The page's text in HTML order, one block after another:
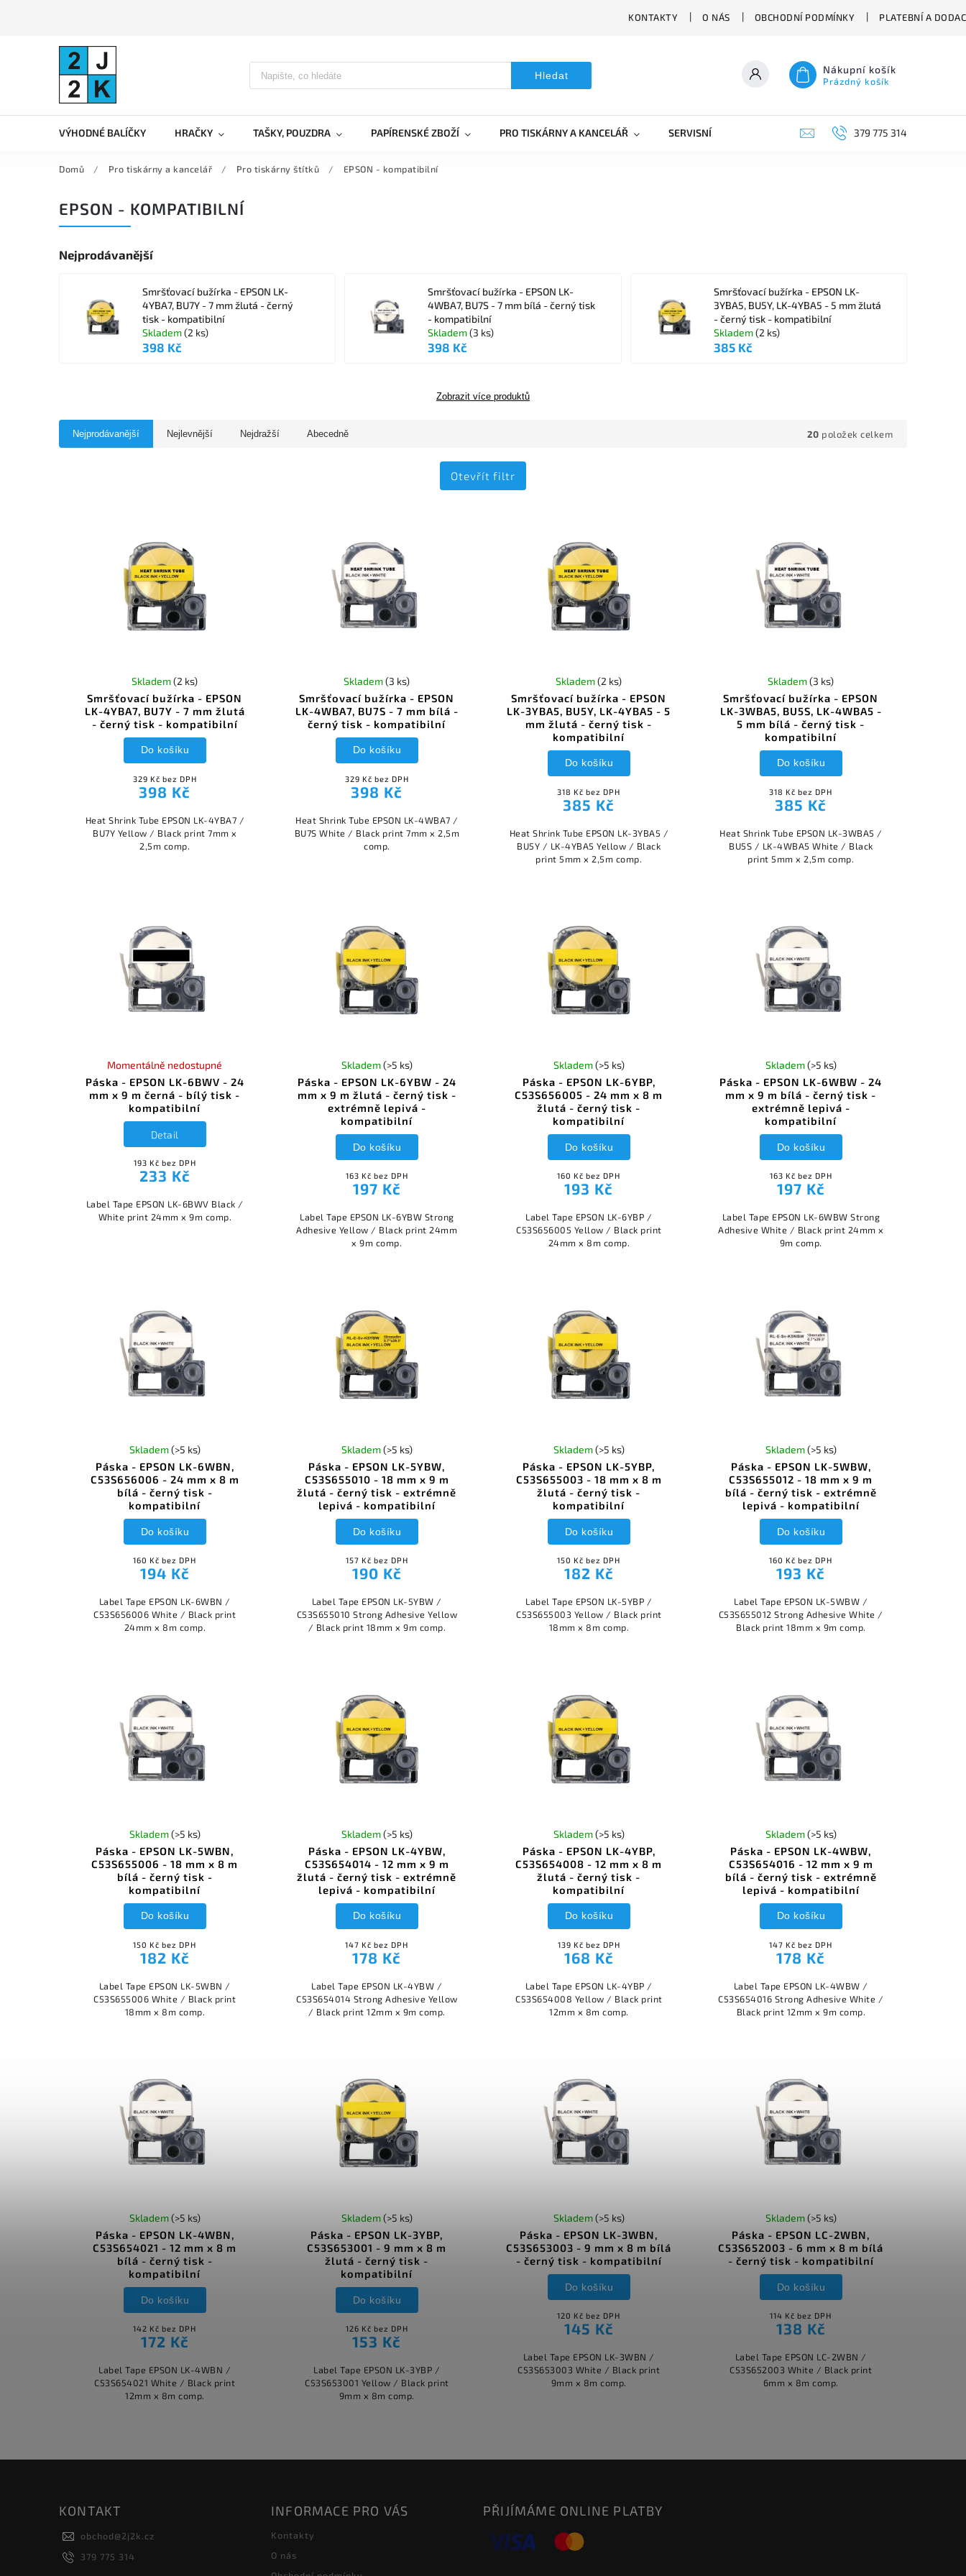
KONTAKTY O NÁS OBCHODNÍ PODMÍNKY PLATEBNÍ A
Hledat Nákupní košík
Prázdný košík
VÝHODNÉ BALÍČKY HRAČKY TAŠKY, POUZDRA PAPÍRENSKÉ ZBOŽÍ PRO TISKÁRNY A KANCELÁŘ SERVISNÍ VYSAVAČE 379 775 314
Domů / Pro tiskárny a kancelář / Pro tiskárny štítků / EPSON - kompatibilní
EPSON - KOMPATIBILNÍ
Nejprodávanější
Smršťovací bužírka - EPSON LK-
4YBA7, BU7Y - 7 mm žlutá - černý
tisk - kompatibilní
Skladem(2 ks)
398 Kč
Smršťovací bužírka - EPSON LK-
4WBA7, BU7S - 7 mm bílá - černý tisk
- kompatibilní
Skladem(3 ks)
398 Kč
Smršťovací bužírka - EPSON LK-
3YBA5, BU5Y, LK-4YBA5 - 5 mm žlutá
- černý tisk - kompatibilní
Skladem(2 ks)
385 Kč
Zobrazit více produktů
Nejprodávanější Nejlevnější Nejdražší Abecedně 20 položek celkem
Otevřít filtr
Smršťovací bužírka - EPSON
LK-4YBA7, BU7Y - 7 mm žlutá
- černý tisk - kompatibilní
Skladem(2 ks)
329 Kč bez DPH
398 Kč
Do košíku
Heat Shrink Tube EPSON LK-4YBA7 /
BU7Y Yellow / Black print 7mm x
2,5m comp.
Smršťovací bužírka - EPSON
LK-4WBA7, BU7S - 7 mm bílá -
černý tisk - kompatibilní
Skladem(3 ks)
329 Kč bez DPH
398 Kč
Do košíku
Heat Shrink Tube EPSON LK-4WBA7 /
BU7S White / Black print 7mm x 2,5m
comp.
Smršťovací bužírka - EPSON
LK-3YBA5, BU5Y, LK-4YBA5 - 5
mm žlutá - černý tisk -
kompatibilní
Skladem(2 ks)
318 Kč bez DPH
385 Kč
Do košíku
Heat Shrink Tube EPSON LK-3YBA5 /
BU5Y / LK-4YBA5 Yellow / Black
print 5mm x 2,5m comp.
Smršťovací bužírka - EPSON
LK-3WBA5, BU5S, LK-4WBA5 -
5 mm bílá - černý tisk -
kompatibilní
Skladem(3 ks)
318 Kč bez DPH
385 Kč
Do košíku
Heat Shrink Tube EPSON LK-3WBA5 /
BU5S / LK-4WBA5 White / Black
print 5mm x 2,5m comp.
Páska - EPSON LK-6BWV - 24
mm x 9 m černá - bílý tisk -
kompatibilní
Momentálně nedostupné
193 Kč bez DPH
233 Kč
Detail
Label Tape EPSON LK-6BWV Black /
White print 24mm x 9m comp.
Páska - EPSON LK-6YBW - 24
mm x 9 m žlutá - černý tisk -
extrémně lepivá -
kompatibilní
Skladem(>5 ks)
163 Kč bez DPH
197 Kč
Do košíku
Label Tape EPSON LK-6YBW Strong
Adhesive Yellow / Black print 24mm
x 9m comp.
Páska - EPSON LK-6YBP,
C53S656005 - 24 mm x 8 m
žlutá - černý tisk -
kompatibilní
Skladem(>5 ks)
160 Kč bez DPH
193 Kč
Do košíku
Label Tape EPSON LK-6YBP /
C53S656005 Yellow / Black print
24mm x 8m comp.
Páska - EPSON LK-6WBW - 24
mm x 9 m bílá - černý tisk -
extrémně lepivá -
kompatibilní
Skladem(>5 ks)
163 Kč bez DPH
197 Kč
Do košíku
Label Tape EPSON LK-6WBW Strong
Adhesive White / Black print 24mm x
9m comp.
Páska - EPSON LK-6WBN,
C53S656006 - 24 mm x 8 m
bílá - černý tisk -
kompatibilní
Skladem(>5 ks)
160 Kč bez DPH
194 Kč
Do košíku
Label Tape EPSON LK-6WBN /
C53S656006 White / Black print
24mm x 8m comp.
Páska - EPSON LK-5YBW,
C53S655010 - 18 mm x 9 m
žlutá - černý tisk - extrémně
lepivá - kompatibilní
Skladem(>5 ks)
157 Kč bez DPH
190 Kč
Do košíku
Label Tape EPSON LK-5YBW /
C53S655010 Strong Adhesive Yellow
/ Black print 18mm x 9m comp.
Páska - EPSON LK-5YBP,
C53S655003 - 18 mm x 8 m
žlutá - černý tisk -
kompatibilní
Skladem(>5 ks)
150 Kč bez DPH
182 Kč
Do košíku
Label Tape EPSON LK-5YBP /
C53S655003 Yellow / Black print
18mm x 8m comp.
Páska - EPSON LK-5WBW,
C53S655012 - 18 mm x 9 m
bílá - černý tisk - extrémně
lepivá - kompatibilní
Skladem(>5 ks)
160 Kč bez DPH
193 Kč
Do košíku
Label Tape EPSON LK-5WBW /
C53S655012 Strong Adhesive White /
Black print 18mm x 9m comp.
Páska - EPSON LK-5WBN,
C53S655006 - 18 mm x 8 m
bílá - černý tisk -
kompatibilní
Skladem(>5 ks)
150 Kč bez DPH
182 Kč
Do košíku
Label Tape EPSON LK-5WBN /
C53S655006 White / Black print
18mm x 8m comp.
Páska - EPSON LK-4YBW,
C53S654014 - 12 mm x 9 m
žlutá - černý tisk - extrémně
lepivá - kompatibilní
Skladem(>5 ks)
147 Kč bez DPH
178 Kč
Do košíku
Label Tape EPSON LK-4YBW /
C53S654014 Strong Adhesive Yellow
/ Black print 12mm x 9m comp.
Páska - EPSON LK-4YBP,
C53S654008 - 12 mm x 8 m
žlutá - černý tisk -
kompatibilní
Skladem(>5 ks)
139 Kč bez DPH
168 Kč
Do košíku
Label Tape EPSON LK-4YBP /
C53S654008 Yellow / Black print
12mm x 8m comp.
Páska - EPSON LK-4WBW,
C53S654016 - 12 mm x 9 m
bílá - černý tisk - extrémně
lepivá - kompatibilní
Skladem(>5 ks)
147 Kč bez DPH
178 Kč
Do košíku
Label Tape EPSON LK-4WBW /
C53S654016 Strong Adhesive White /
Black print 12mm x 9m comp.
Páska - EPSON LK-4WBN,
C53S654021 - 12 mm x 8 m
bílá - černý tisk -
kompatibilní
Skladem(>5 ks)
142 Kč bez DPH
172 Kč
Do košíku
Label Tape EPSON LK-4WBN /
C53S654021 White / Black print
12mm x 8m comp.
Páska - EPSON LK-3YBP,
C53S653001 - 9 mm x 8 m
žlutá - černý tisk -
kompatibilní
Skladem(>5 ks)
126 Kč bez DPH
153 Kč
Do košíku
Label Tape EPSON LK-3YBP /
C53S653001 Yellow / Black print
9mm x 8m comp.
Páska - EPSON LK-3WBN,
C53S653003 - 9 mm x 8 m bílá
- černý tisk - kompatibilní
Skladem(>5 ks)
120 Kč bez DPH
145 Kč
Do košíku
Label Tape EPSON LK-3WBN /
C53S653003 White / Black print
9mm x 8m comp.
Páska - EPSON LC-2WBN,
C53S652003 - 6 mm x 8 m bílá
- černý tisk - kompatibilní
Skladem(>5 ks)
114 Kč bez DPH
138 Kč
Do košíku
Label Tape EPSON LC-2WBN /
C53S652003 White / Black print
6mm x 8m comp.
KONTAKT
obchod@2j2k.cz
379 775 314
INFORMACE PRO VÁS
Kontakty
O nás
PŘIJÍMÁME ONLINE PLATBY